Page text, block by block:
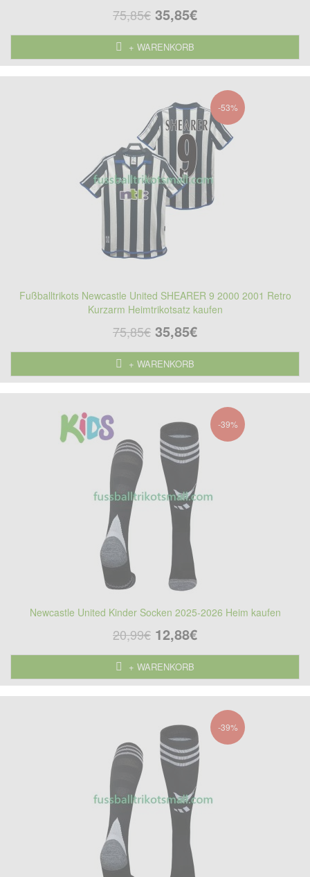
75,85€ 35,85€
+ WARENKORB
-53%
Fußballtrikots Newcastle United SHEARER 9 2000 2001 Retro
Kurzarm Heimtrikotsatz kaufen
75,85€ 35,85€
+ WARENKORB
-39%
Newcastle United Kinder Socken 2025-2026 Heim kaufen
20,99€ 12,88€
+ WARENKORB
-39%